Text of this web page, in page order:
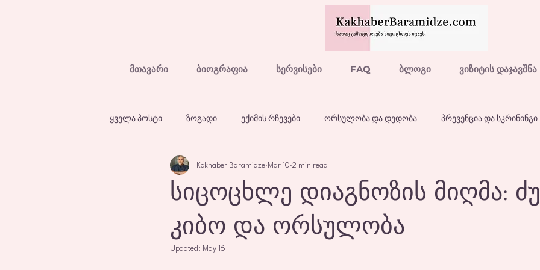
მთავარი ბიოგრაფია სერვისები FAQ ბლოგი ვიზიტის დაჯავშნა
ყველა პოსტი ზოგადი ექიმის რჩევები ორსულობა და დედობა პრევენცია და სკრინინგი
დაავადებები და მკურნალობა
სიცოცხლე დიაგნოზის მიღმა:
კიბო და ორსულობა
Kakhaber Baramidze Mar 10 2 min read
Updated: May 16